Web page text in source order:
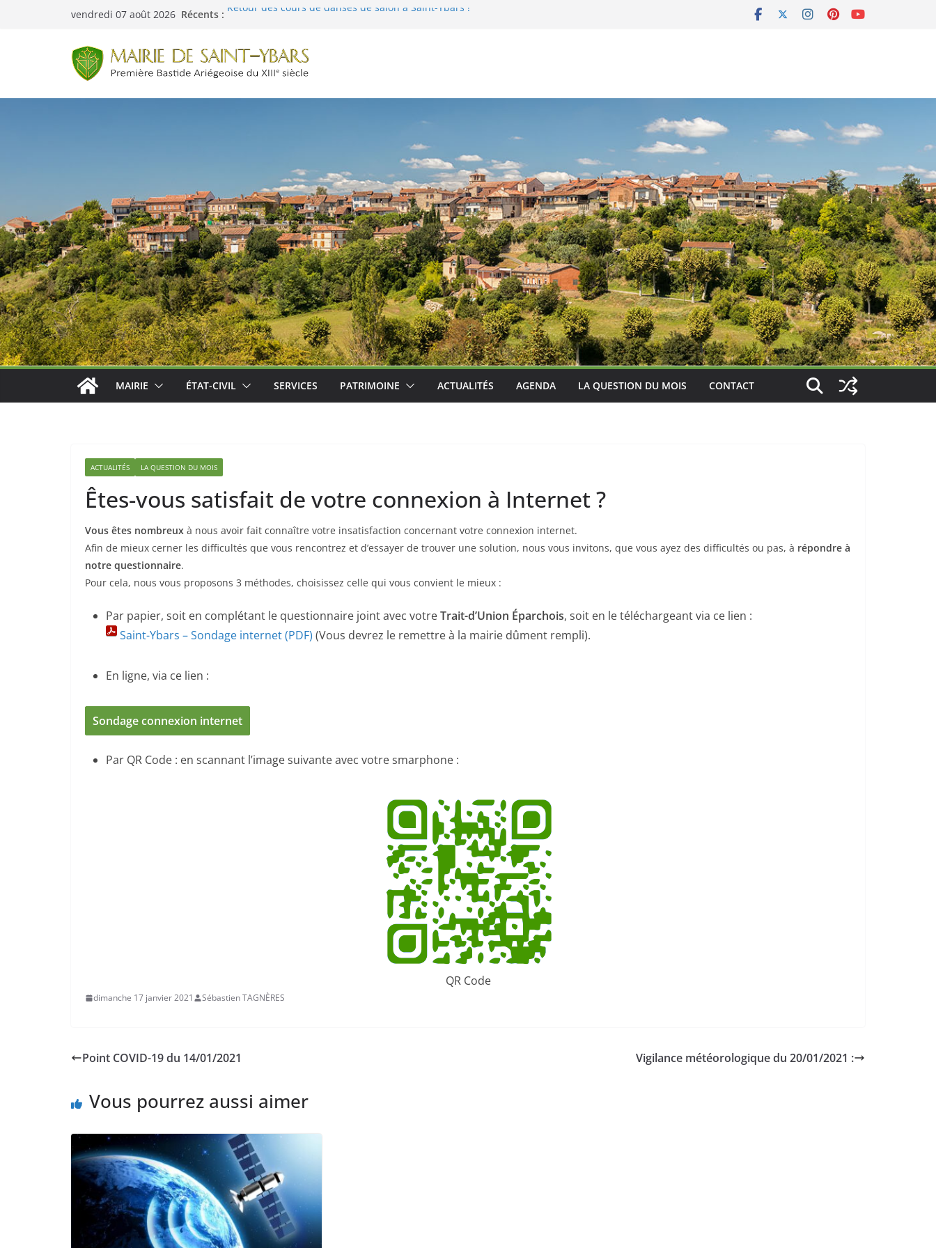
vendredi 07 août 2026 Récents : Retour des cours de danses de salon à Saint-Ybars !
Fête de la Nature à Saint-Ybars le 22 mai 2026
Menus cantine du 04 au 29 mai 2026
MAIRIE ÉTAT-CIVIL SERVICES PATRIMOINE ACTUALITÉS AGENDA LA QUESTION DU MOIS CONTACT
ACTUALITÉS LA QUESTION DU MOIS
Êtes-vous satisfait de votre connexion à Internet ?
Vous êtes nombreux à nous avoir fait connaître votre insatisfaction concernant votre connexion internet.
Afin de mieux cerner les difficultés que vous rencontrez et d’essayer de trouver une solution, nous vous invitons, que vous ayez des difficultés ou pas, à répondre à
notre questionnaire.
Pour cela, nous vous proposons 3 méthodes, choisissez celle qui vous convient le mieux :
Par papier, soit en complétant le questionnaire joint avec votreTrait-d’Union Éparchois, soit en le téléchargeant via ce lien :
Saint-Ybars – Sondage internet (PDF) (Vous devrez le remettre à la mairie dûment rempli).
En ligne, via ce lien :
Sondage connexion internet
Par QR Code : en scannant l’image suivante avec votre smarphone :
QR Code
dimanche 17 janvier 2021 Sébastien TAGNÈRES
Point COVID-19 du 14/01/2021 Vigilance météorologique du 20/01/2021 :
Vous pourrez aussi aimer